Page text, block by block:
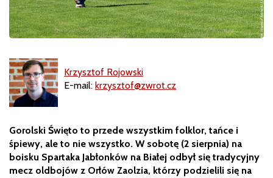
Krzysztof Rojowski
E-mail: krzysztof@zwrot.cz
Gorolski Święto to przede wszystkim folklor, tańce i
śpiewy, ale to nie wszystko. W sobotę (2 sierpnia) na
boisku Spartaka Jabłonków na Białej odbył się tradycyjny
mecz oldbojów z Orłów Zaolzia, którzy podzielili się na